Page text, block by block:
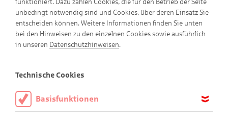
Unerwarteter Besuch
funktioniert. Dazu zählen Cookies, die für den Betrieb der Seite
unbedingt notwendig sind und Cookies, über deren Einsatz Sie
entscheiden können. Weitere Informationen finden Sie unten
bei den Hinweisen zu den einzelnen Cookies sowie ausführlich
in unseren Datenschutzhinweisen.
Technische Cookies
Basisfunktionen